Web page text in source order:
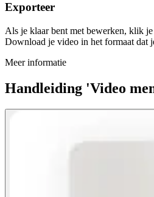
Exporteer
Als je klaar bent met bewerken, klik
Download je video in het formaat dat
Meer informatie
Handleiding 'Video